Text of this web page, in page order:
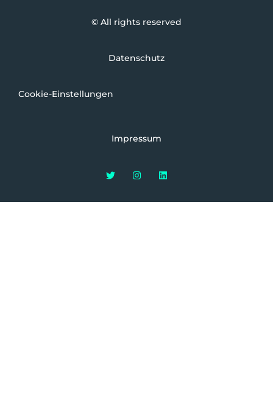
© All rights reserved
Datenschutz
Cookie-Einstellungen
Impressum